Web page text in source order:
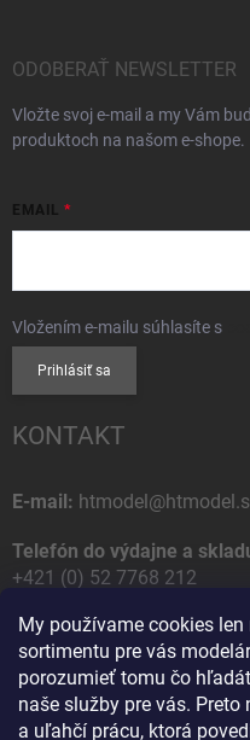
My používame cookies
sortimentu pre vás
porozumieť tomu čo
naše služby pre vás.
a uľahčí prácu, ktorá
ODOBERAŤ NEWSLETTER
Vložte svoj e-mail a my Vám
produktoch na našom e-shope.
EMAIL
Vložením e-mailu súhlasíte s
Prihlásiť sa
KONTAKT
E-mail:
Telefón do výdajne a
+421 (0) 52 7768 212
Poštová / Odberná adresa:
HT model
Na letisko 49
058 01 Poprad
Slovenská Republika